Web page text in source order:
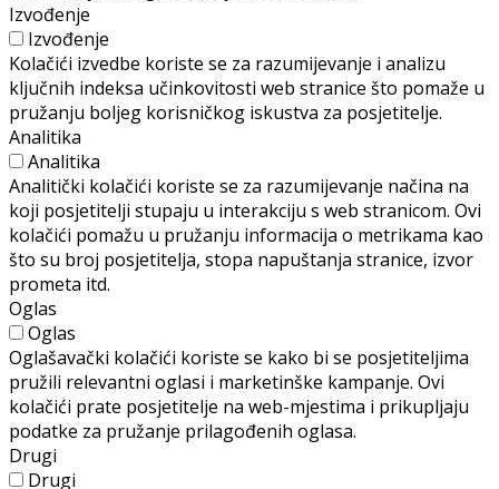
Izvođenje
Izvođenje
Kolačići izvedbe koriste se za razumijevanje i analizu
ključnih indeksa učinkovitosti web stranice što pomaže u
pružanju boljeg korisničkog iskustva za posjetitelje.
Analitika
Analitika
Analitički kolačići koriste se za razumijevanje načina na
koji posjetitelji stupaju u interakciju s web stranicom. Ovi
kolačići pomažu u pružanju informacija o metrikama kao
što su broj posjetitelja, stopa napuštanja stranice, izvor
prometa itd.
Oglas
Oglas
Oglašavački kolačići koriste se kako bi se posjetiteljima
pružili relevantni oglasi i marketinške kampanje. Ovi
kolačići prate posjetitelje na web-mjestima i prikupljaju
podatke za pružanje prilagođenih oglasa.
Drugi
Drugi